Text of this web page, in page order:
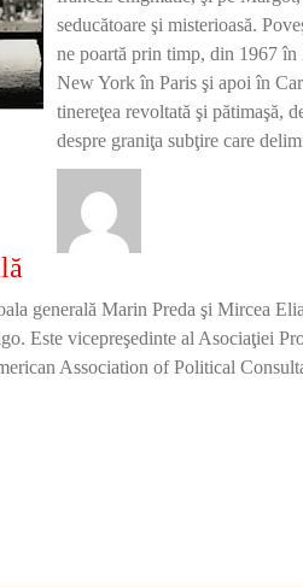
seducătoare şi misterioasă.
ne poartă prin timp, din 1967
New York în Paris şi apoi în
tinereţea revoltată şi pătimaşă,
despre graniţa subţire care
generală Marin Preda şi Mircea
Este vicepreşedinte al Asociaţiei
Association of Political